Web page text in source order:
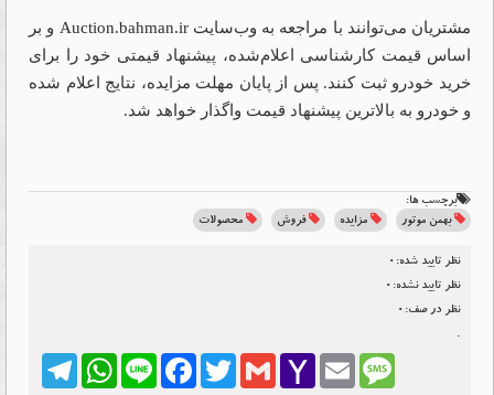
مشتریان می‌توانند با مراجعه به وب‌سایت Auction.bahman.irو بر
اساس قیمت کارشناسی اعلام‌شده، پیشنهاد قیمتی خود را برای
خرید خودرو ثبت کنند. پس از پایان مهلت مزایده، نتایج اعلام شده
و خودرو به بالاترین پیشنهاد قیمت واگذار خواهد شد.
برچسب ها:
بهمن موتور
مزایده فروش محصولات
نظر تایید شده:0
نظر تایید نشده:0
نظر در صف:0
TelegramWhatsApp LineFacebook Twitter Gmail
Yahoo
Email Message